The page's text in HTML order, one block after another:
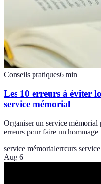
Conseils pratiques6 min
Les 10 erreurs à éviter
service mémorial
Organiser un service mémorial
erreurs pour faire un hommage
service mémorialerreurs
Aug 6